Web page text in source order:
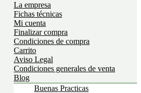
La empresa
Fichas técnicas
Mi cuenta
Finalizar compra
Condiciones de compra
Carrito
Aviso Legal
Condiciones generales de venta
Blog
Buenas Practicas